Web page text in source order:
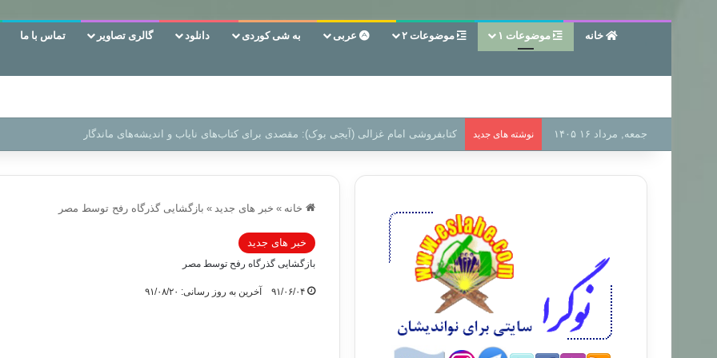
خانه موضوعات ۱ موضوعات ۲ عربی به شی کوردی دانلود گالری تصاویر تماس با ما
جمعه, مرداد ۱۶ ۱۴۰۵ نوشته های جدید سر دفتر فساد در زمین‌، دوری وکناره‌گیری از راه خداست‌!
خانه » خبر های جدید » بازگشایی گذرگاه رفح توسط مصر
خبر های جدید
بازگشایی گذرگاه رفح توسط مصر
۹۱/۰۶/۰۴ آخرین به روز رسانی: ۹۱/۰۸/۲۰